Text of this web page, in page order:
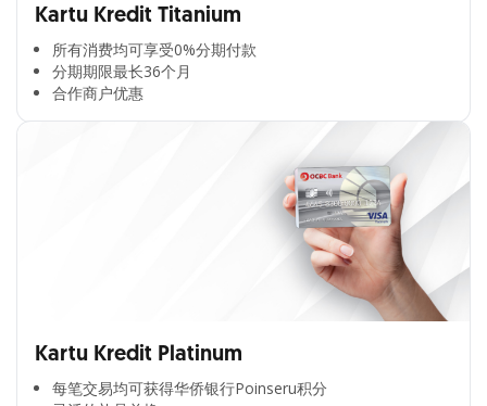
Kartu Kredit Titanium
所有消费均可享受0%分期付款​
分期期限最长36个月​
合作商户优惠​
Kartu Kredit Platinum
每笔交易均可获得华侨银行Poinseru积分​